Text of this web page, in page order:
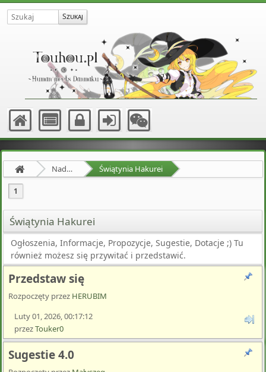
Nadprzyrodzona Granica Świątynia Hakurei
1
Świątynia Hakurei
Ogłoszenia, Informacje, Propozycje, Sugestie, Dotacje ;) Tu
również możesz się przywitać i przedstawić.
Przedstaw się
Rozpoczęty przez HERUBIM
Luty 01, 2026, 00:17:12
przezTouker0
Sugestie 4.0